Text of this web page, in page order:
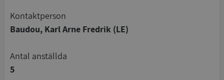
Kontaktperson
Baudou, Karl Arne Fredrik (LE)
Antal anställda
5